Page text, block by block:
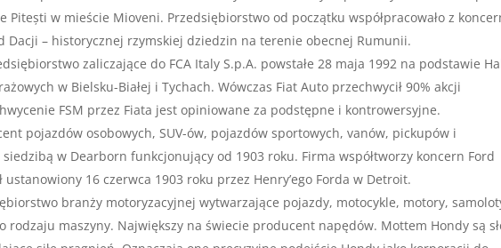
Pitești w mieście Mioveni. Przedsiębiorstwo od początku współpracowało z
Dacji – historycznej rzymskiej dziedzin na terenie obecnej Rumunii.
zaliczające do FCA Italy S.p.A. powstałe 28 maja 1992 na podstawie
w Bielsku-Białej i Tychach. Wówczas Fiat Auto przechwycił 90% akcji
FSM przez Fiata jest opiniowane za podstępne i kontrowersyjne.
pojazdów osobowych, SUV-ów, pojazdów sportowych, vanów, pickupów i
w Dearborn funkcjonujący od 1903 roku. Firma współtworzy koncern Ford
ustanowiony 16 czerwca 1903 roku przez Henry’ego Forda w Detroit.
branży motoryzacyjnej wytwarzające pojazdy, motocykle, motory,
rodzaju maszyny. Największy na świecie producent napędów. Mottem Hondy są